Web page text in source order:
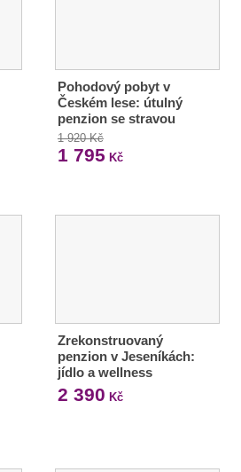
Pohodový pobyt v
Českém lese: útulný
penzion se stravou
1 920 Kč
1 795 Kč
Zrekonstruovaný
penzion v Jeseníkách:
jídlo a wellness
2 390 Kč